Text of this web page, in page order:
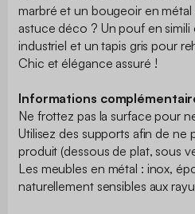
marbré et un bougeoir en
astuce déco ? Un pouf en
industriel et un tapis gris pour
Chic et élégance assuré !
Informations
Ne frottez pas la surface pour
Utilisez des supports afin de ne
produit (dessous de plat, sous
Les meubles en métal : inox,
naturellement sensibles aux